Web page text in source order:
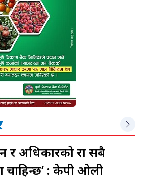
र अधिकारको रक्षा सबै
: केपी ओली